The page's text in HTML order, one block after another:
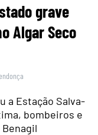
grave
Algar Seco
a Estação Salva-
bombeiros e